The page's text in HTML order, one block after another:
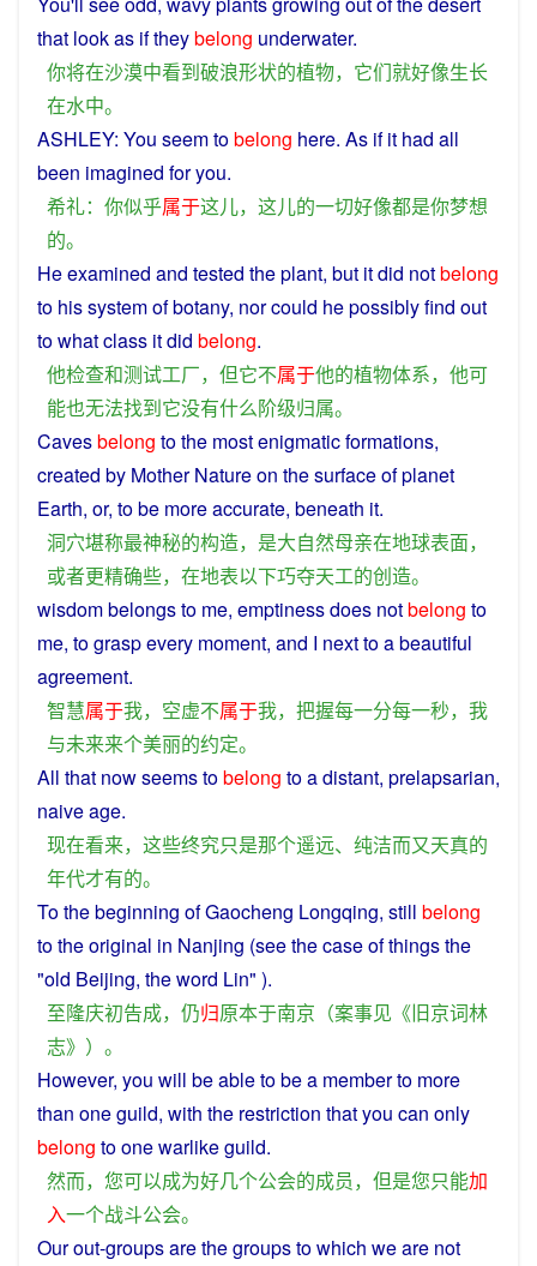
that look as iftheybelong underwater.
你将在沙漠中看到破浪形状的植物， 它们就好像生长
在水中。
ASHLEY: You seemtobelong here. As ifit had all
been imagined foryou.
希礼： 你似乎属于这儿， 这儿的一切好像都是你梦想
的。
Heexamined and tested theplant, but itdid notbelong
to hissystemofbotany, norcould hepossiblyfind out
towhatclass itdid belong.
他检查和测试工厂， 但它不属于他的植物体系， 他可
能也无法找到它没有什么阶级归属。
Cavesbelong to the mostenigmaticformations,
created by Mother Natureon thesurfaceofplanet
Earth, or, tobe more accurate, beneath it.
洞穴堪称最神秘的构造， 是大自然母亲在地球表面，
或者更精确些， 在地表以下巧夺天工的创造。
wisdombelongsto me, emptinessdoes notbelong to
me, tograspevery moment, and I nexttoabeautiful
agreement.
智慧属于我， 空虚不属于我， 把握每一分每一秒， 我
与未来来个美丽的约定。
All that nowseemstobelong to adistant, prelapsarian,
naiveage.
现在看来， 这些终究只是那个遥远、 纯洁而又天真的
年代才有的。
To the beginning of Gaocheng Longqing, still belong
totheoriginal in Nanjing (seethecaseofthingsthe
"old Beijing, theword Lin" ).
至隆庆初告成， 仍归原本于南京 （案事见 《旧京词林
志》）。
However, you will beable to bea memberto more
than oneguild, with the restriction thatyou can only
belong to one warlikeguild.
然而， 您可以成为好几个公会的成员， 但是您只能加
入一个战斗公会。
Our out-groupsarethegroupsto which weare not